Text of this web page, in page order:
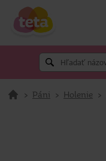
> Páni > Holenie >